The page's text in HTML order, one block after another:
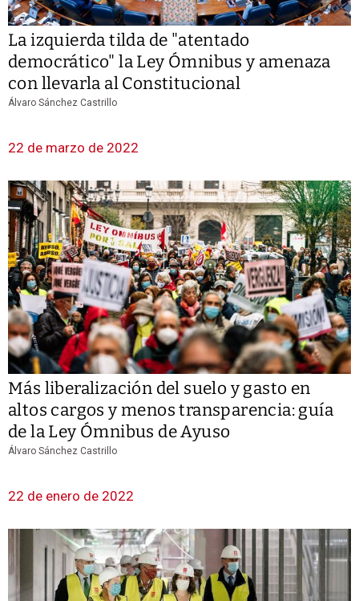
La izquierda tilda de "atentado
democrático" la Ley Ómnibus y amenaza
con llevarla al Constitucional
Álvaro Sánchez Castrillo
22 de marzo de 2022
Más liberalización del suelo y gasto en
altos cargos y menos transparencia: guía
de la Ley Ómnibus de Ayuso
Álvaro Sánchez Castrillo
22 de enero de 2022